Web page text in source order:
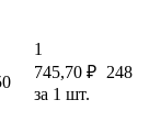
1
745,70 ₽
за 1 шт.
248